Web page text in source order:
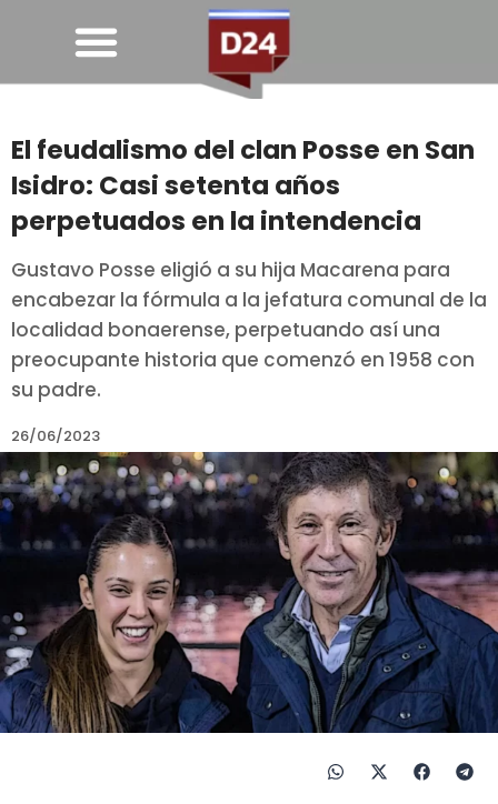
El feudalismo del clan Posse en San
Isidro: Casi setenta años
perpetuados en la intendencia
Gustavo Posse eligió a su hija Macarena para
encabezar la fórmula a la jefatura comunal de la
localidad bonaerense, perpetuando así una
preocupante historia que comenzó en 1958 con
su padre.
26/06/2023